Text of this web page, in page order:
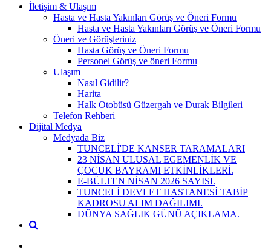
İletişim & Ulaşım
Hasta ve Hasta Yakınları Görüş ve Öneri Formu
Hasta ve Hasta Yakınları Görüş ve Öneri Formu
Öneri ve Görüşleriniz
Hasta Görüş ve Öneri Formu
Personel Görüş ve öneri Formu
Ulaşım
Nasıl Gidilir?
Harita
Halk Otobüsü Güzergah ve Durak Bilgileri
Telefon Rehberi
Dijital Medya
Medyada Biz
TUNCELİ'DE KANSER TARAMALARI
23 NİSAN ULUSAL EGEMENLİK VE
ÇOCUK BAYRAMI ETKİNLİKLERİ.
E-BÜLTEN NİSAN 2026 SAYISI.
TUNCELİ DEVLET HASTANESİ TABİP
KADROSU ALIM DAĞILIMI.
DÜNYA SAĞLIK GÜNÜ AÇIKLAMA.